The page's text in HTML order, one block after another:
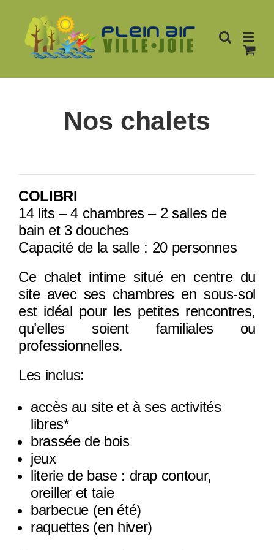
contenu
Nos chalets
COLIBRI
14 lits – 4 chambres – 2 salles de
bain et 3 douches
Capacité de la salle : 20 personnes
Ce chalet intime situé en centre du
site avec ses chambres en sous-sol
est idéal pour les petites rencontres,
qu’elles soient familiales ou
professionnelles.
Les inclus:
accès au site et à ses activités
libres*
brassée de bois
jeux
literie de base : drap contour,
oreiller et taie
barbecue (en été)
raquettes (en hiver)